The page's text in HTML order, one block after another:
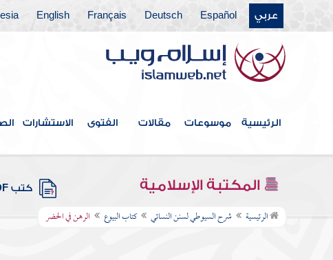
عربي Español
Deutsch
Français
English
الرئيسية موسوعات مقالات الفتوى الاستشارات
المكتبة الإسلامية كتب PDF
الرئيسية شرح السيوطي لسنن النسائي كتاب البيوع الرهن في الحضر
كتاب قسم الفيء
كتاب البيعة
كتاب العقيقة
كتاب الفرع والعتيرة
كتاب الصيد والذبائح
كتاب الضحايا
كتاب البيوع